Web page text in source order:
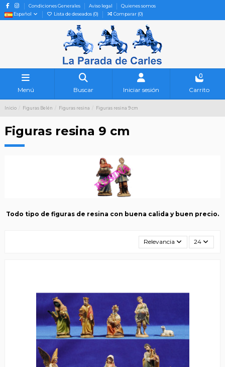
Condiciones Generales Aviso legal
Quienes somos
Español
Lista de deseados (0) Comparar (0)
Menú Buscar Iniciar sesión
0
Carrito
Inicio Figuras Belén Figuras resina Figuras resina 9 cm
Figuras resina 9 cm
Todo tipo de figuras de resina con buena calida y buen precio.
Relevancia 24